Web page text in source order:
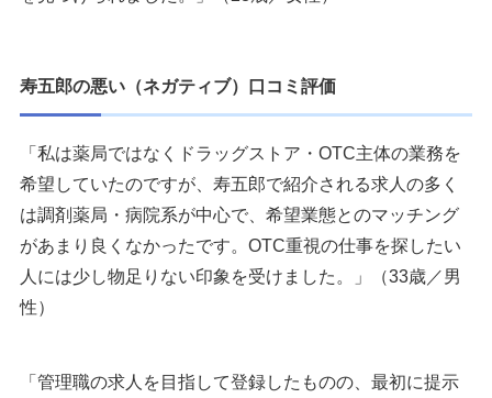
寿五郎の悪い（ネガティブ）口コミ評価
「私は薬局ではなくドラッグストア・OTC主体の業務を
希望していたのですが、寿五郎で紹介される求人の多く
は調剤薬局・病院系が中心で、希望業態とのマッチング
があまり良くなかったです。OTC重視の仕事を探したい
人には少し物足りない印象を受けました。」（33歳／男
性）
「管理職の求人を目指して登録したものの、最初に提示